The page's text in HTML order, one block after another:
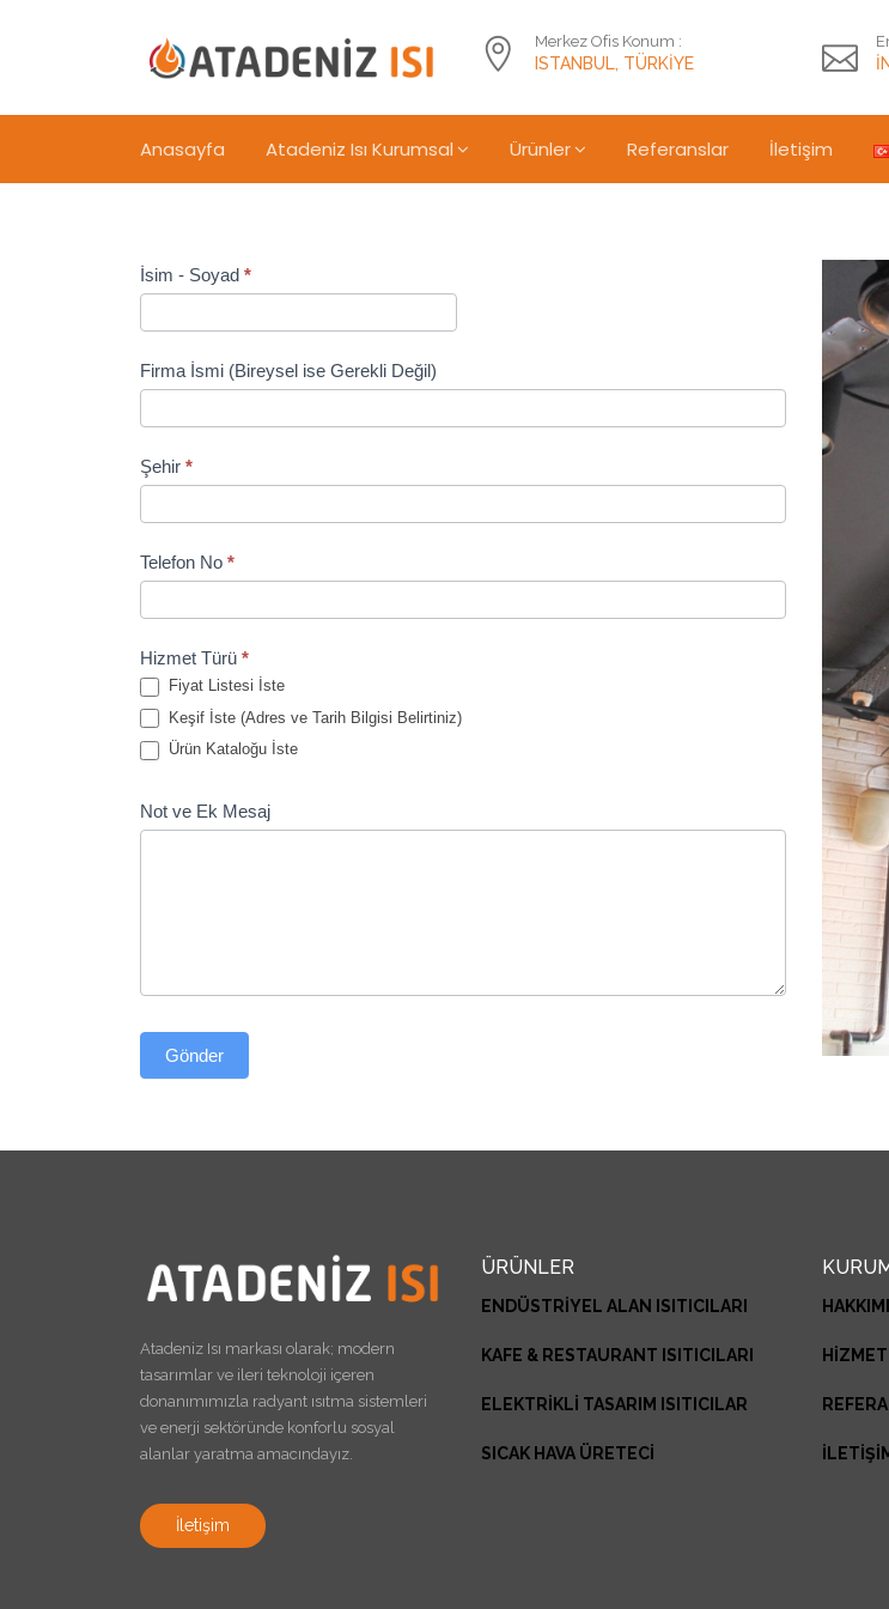
Merkez Ofis Konum :
ISTANBUL, TÜRKIYE
Anasayfa Atadeniz Isı Kurumsal Ürünler Referanslar İletişim
MGLS
Talep
Formu
İsim - Soyad *
Firma İsmi (Bireysel ise Gerekli Değil)
Şehir *
Telefon No *
Hizmet Türü *
Fiyat Listesi İste
Keşif İste (Adres ve Tarih Bilgisi Belirtiniz)
Ürün Kataloğu İste
Not ve Ek Mesaj
Gönder
Atadeniz Isı markası olarak; modern
tasarımlar ve ileri teknoloji içeren
donanımımızla radyant ısıtma sistemleri
ve enerji sektöründe konforlu sosyal
alanlar yaratma amacındayız.
İletişim
ÜRÜNLER
ENDÜSTRİYEL ALAN ISITICILARI
KAFE & RESTAURANT ISITICILARI
ELEKTRİKLİ TASARIM ISITICILAR
SICAK HAVA ÜRETECİ